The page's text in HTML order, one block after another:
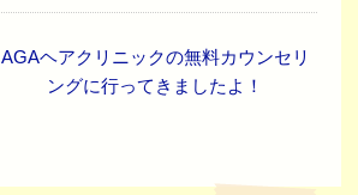
AGAヘアクリニックの無料カウンセリ
ングに行ってきましたよ！